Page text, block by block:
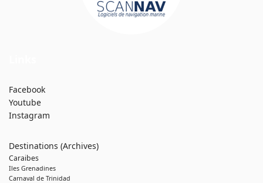
Facebook
Youtube
Instagram
Destinations (Archives)
Caraibes
Iles Grenadines
Carnaval de Trinidad